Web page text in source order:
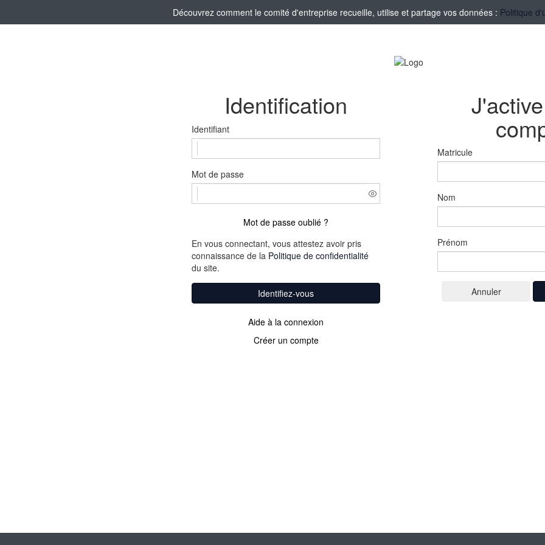
Découvrez comment le comité d'entreprise recueille, utilise et partage vos données : Politique
Identification
Identifiant
Mot de passe
Mot de passe oublié ?
En vous connectant, vous attestez avoir pris
connaissance de la Politique de confidentialité
du site.
Identifiez-vous
Aide à la connexion
Créer un compte
Matricule
Nom
Prénom